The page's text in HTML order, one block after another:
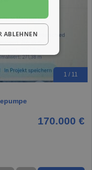
1 / 11
170.000 €
ABLEHNEN